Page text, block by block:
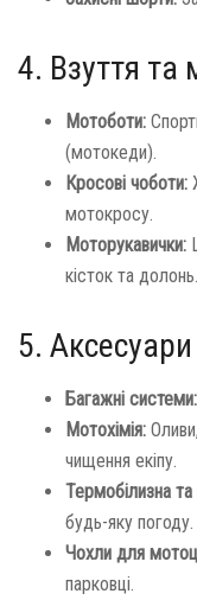
4. Взуття та
Мотоботи:
(мотокеди).
Кросові чоботи:
мотокросу.
Моторукавички:
кісток та долонь.
5. Аксесуари
Багажні системи:
Мотохімія:
чищення екіпу.
Термобілизна
будь-яку погоду.
Чохли для
парковці.